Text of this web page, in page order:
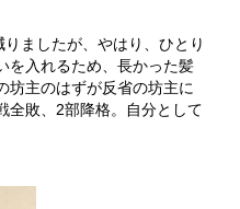
ましたが、やはり、ひとり
を入れるため、長かった髪
坊主のはずが反省の坊主に
全敗、2部降格。自分として